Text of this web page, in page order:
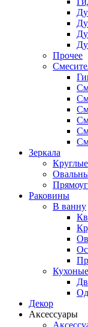
Прочее
Зеркала
Круглые
Раковины
В ванну
Кухоные
Декор
Аксессуары